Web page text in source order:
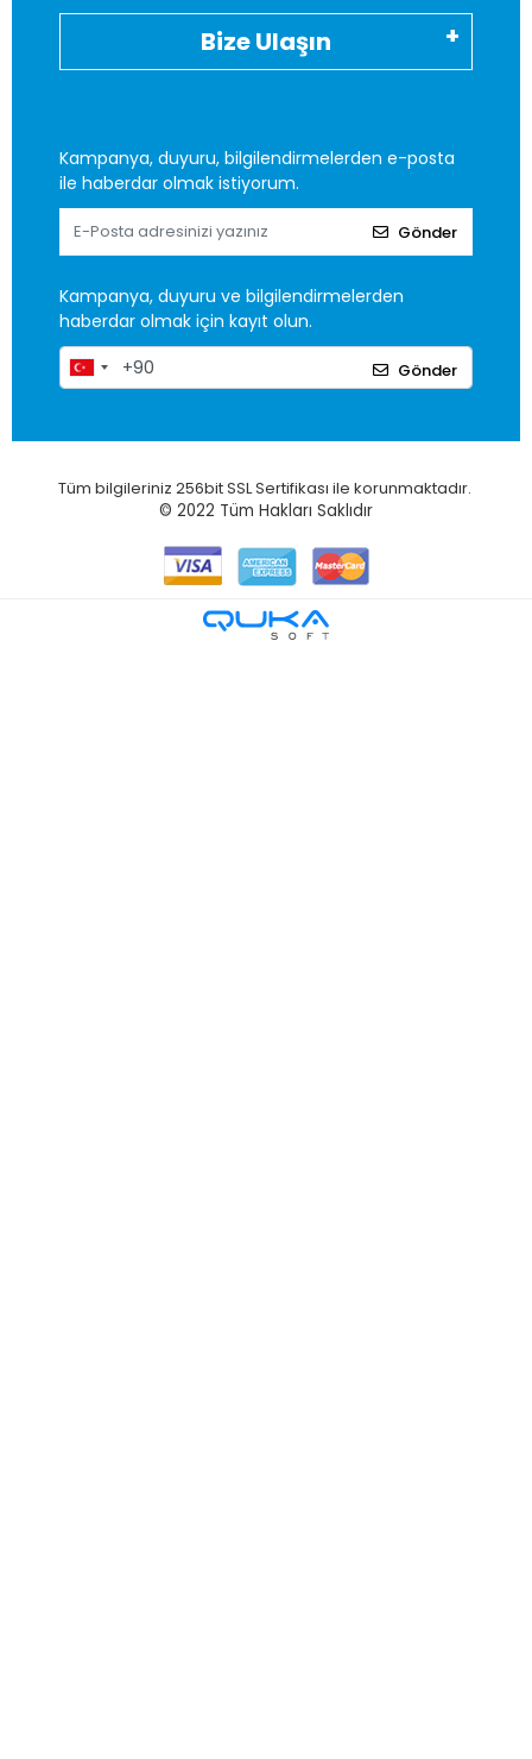
Bize Ulaşın
Kampanya, duyuru, bilgilendirmelerden e-posta
ile haberdar olmak istiyorum.
Gönder
Kampanya, duyuru ve bilgilendirmelerden
haberdar olmak için kayıt olun.
Gönder
Tüm bilgileriniz 256bit SSL Sertifikası ile korunmaktadır.
© 2022 Tüm Hakları Saklıdır